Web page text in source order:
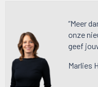
“Meer
onze
geef
Marlies